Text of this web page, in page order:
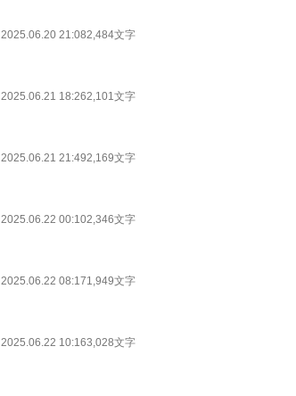
2025.06.20 21:082,484文字
2025.06.21 18:262,101文字
2025.06.21 21:492,169文字
2025.06.22 00:102,346文字
2025.06.22 08:171,949文字
2025.06.22 10:163,028文字